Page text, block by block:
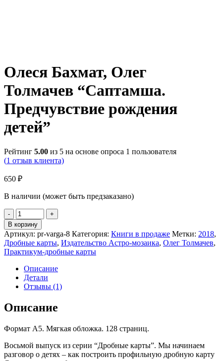
Олеся Бахмат, Олег
Толмачев “Саптамша.
Предчувствие рождения
детей”
Рейтинг 5.00 из 5 на основе опроса 1 пользователя
(1 отзыв клиента)
650 ₽
В наличии (может быть предзаказано)
Количество
товара
Олеся
Бахмат,
Олег
Толмачев
"Саптамша.
Предчувствие
рождения
детей"
-
+
В корзину
Артикул: pr-varga-8 Категория: Книги в продаже Метки: 2018,
Дробные карты, Издательство Астро-мозаика, Олег Толмачев,
Практикум-дробные карты
Описание
Детали
Отзывы (1)
Описание
Формат А5. Мягкая обложка. 128 страниц.
Восьмой выпуск из серии “Дробные карты”. Мы начинаем
разговор о детях – как построить профильную дробную карту